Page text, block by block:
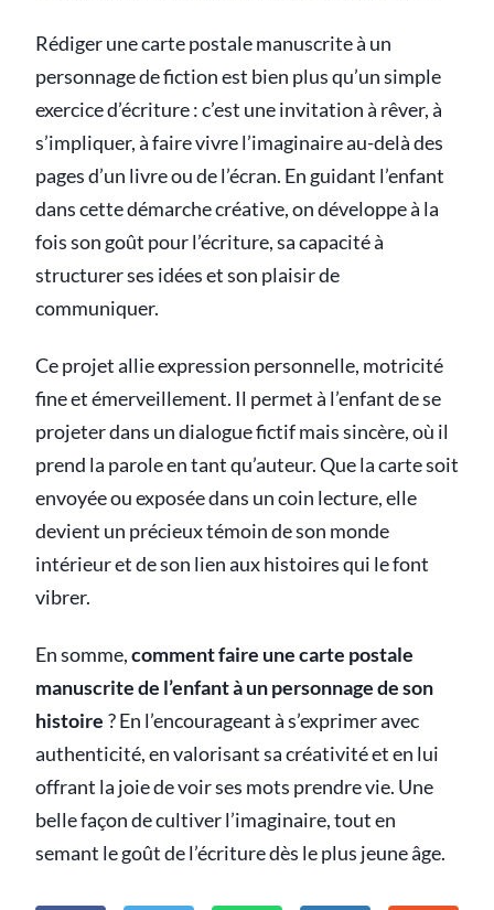
Rédiger une carte postale manuscrite à un
personnage de fiction est bien plus qu’un simple
exercice d’écriture : c’est une invitation à rêver, à
s’impliquer, à faire vivre l’imaginaire au-delà des
pages d’un livre ou de l’écran. En guidant l’enfant
dans cette démarche créative, on développe à la
fois son goût pour l’écriture, sa capacité à
structurer ses idées et son plaisir de
communiquer.
Ce projet allie expression personnelle, motricité
fine et émerveillement. Il permet à l’enfant de se
projeter dans un dialogue fictif mais sincère, où il
prend la parole en tant qu’auteur. Que la carte soit
envoyée ou exposée dans un coin lecture, elle
devient un précieux témoin de son monde
intérieur et de son lien aux histoires qui le font
vibrer.
En somme,comment faire une carte postale
manuscrite de l’enfant à un personnage de son
histoire ? En l’encourageant à s’exprimer avec
authenticité, en valorisant sa créativité et en lui
offrant la joie de voir ses mots prendre vie. Une
belle façon de cultiver l’imaginaire, tout en
semant le goût de l’écriture dès le plus jeune âge.